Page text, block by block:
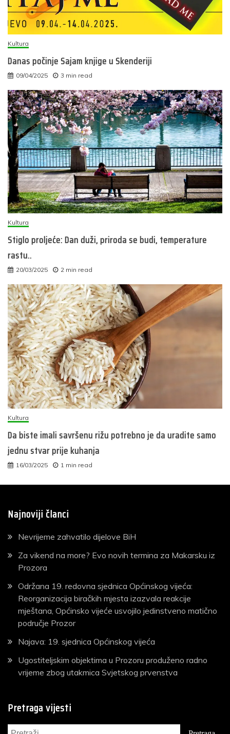
Kultura
Danas počinje Sajam knjige u Skenderiji
09/04/2025 3 min read
Kultura
Stiglo proljeće: Dan duži, priroda se budi, temperature
rastu..
20/03/2025 2 min read
Kultura
Da biste imali savršenu rižu potrebno je da uradite samo
jednu stvar prije kuhanja
16/03/2025 1 min read
Najnoviji članci
Nevrijeme zahvatilo dijelove BiH
Za vikend na more? Evo novih termina za Makarsku iz
Prozora
Održana 19. redovna sjednica Općinskog vijeća:
Reorganizacija biračkih mjesta izazvala reakcije
mještana, Općinsko vijeće usvojilo jedinstveno matično
područje Prozor
Najava: 19. sjednica Općinskog vijeća
Ugostiteljskim objektima u Prozoru produženo radno
vrijeme zbog utakmica Svjetskog prvenstva
Pretraga vijesti
Pretraga: